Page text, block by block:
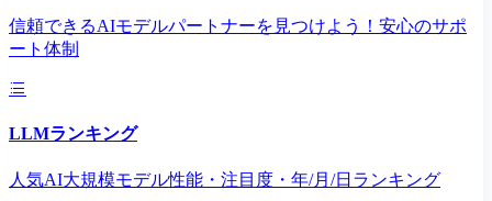
信頼できるAIモデルパートナーを見つけよう！安心のサポ
ート体制
LLMランキング
人気AI大規模モデル性能・注目度・年/月/日ランキング